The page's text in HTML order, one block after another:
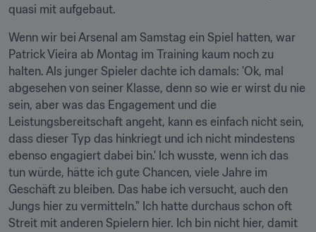
quasi mit aufgebaut.
Wenn wir bei Arsenal am Samstag ein Spiel hatten, war
Patrick Vieira ab Montag im Training kaum noch zu
halten. Als junger Spieler dachte ich damals: 'Ok, mal
abgesehen von seiner Klasse, denn so wie er wirst du nie
sein, aber was das Engagement und die
Leistungsbereitschaft angeht, kann es einfach nicht sein,
dass dieser Typ das hinkriegt und ich nicht mindestens
ebenso engagiert dabei bin.' Ich wusste, wenn ich das
tun würde, hätte ich gute Chancen, viele Jahre im
Geschäft zu bleiben. Das habe ich versucht, auch den
Jungs hier zu vermitteln." Ich hatte durchaus schon oft
Streit mit anderen Spielern hier. Ich bin nicht hier, damit